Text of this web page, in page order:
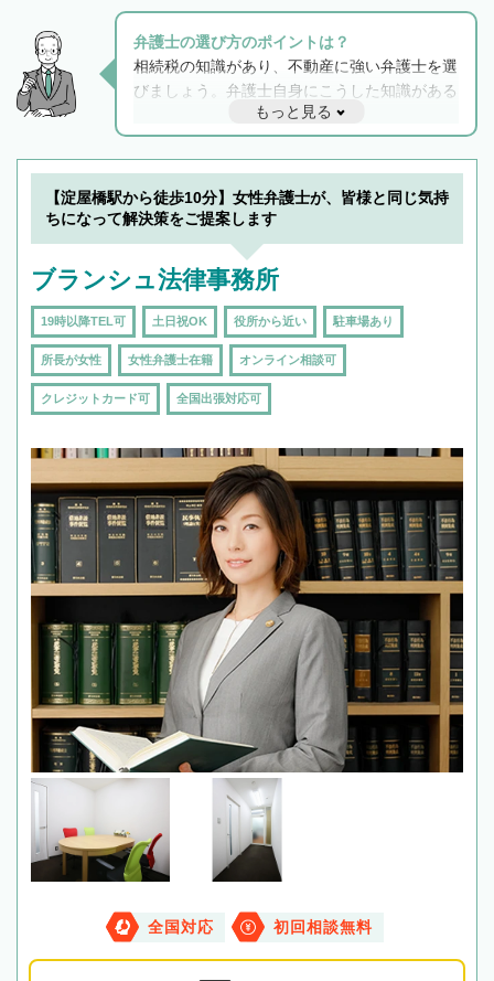
弁護士の選び方のポイントは？
相続税の知識があり、不動産に強い弁護士を選
びましょう。弁護士自身にこうした知識がある
と他士業との連携もスムーズに進み、トラブル
解決のみならず相続をトータルで任せることが
できます。また、相続は感情がからむ分野なの
でフィーリングも重要です。実際に電話や面談
で複数の弁護士と会話をしてウマが合う方に依
もっと見る
【淀屋橋駅から徒歩10分】女性弁護士が、皆様と同じ気持
ちになって解決策をご提案します
ブランシュ法律事務所
19時以降TEL可 土日祝OK 役所から近い 駐車場あり
所長が女性 女性弁護士在籍 オンライン相談可
クレジットカード可 全国出張対応可
全国対応 初回相談無料